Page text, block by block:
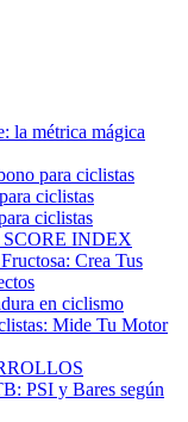
la métrica mágica
para ciclistas
ciclistas
ciclistas
INDEX
Crea Tus
en ciclismo
Mide Tu Motor
PSI y Bares según